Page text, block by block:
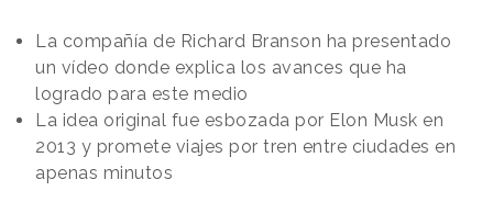
La compañía de Richard Branson ha presentado
un vídeo donde explica los avances que ha
logrado para este medio
La idea original fue esbozada por Elon Musk en
2013 y promete viajes por tren entre ciudades en
apenas minutos